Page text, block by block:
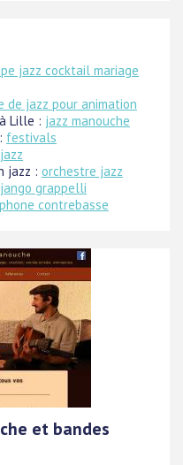
jazz cocktail mariage
de jazz pour animation
Lille : jazz manouche
festivals
jazz : orchestre jazz
grappelli
contrebasse
et bandes